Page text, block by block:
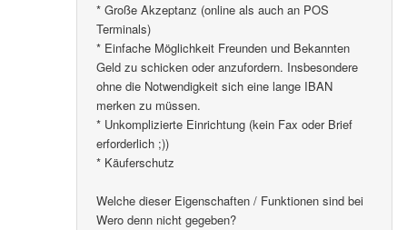
* Große Akzeptanz (online als auch an POS
Terminals)
* Einfache Möglichkeit Freunden und Bekannten
Geld zu schicken oder anzufordern. Insbesondere
ohne die Notwendigkeit sich eine lange IBAN
merken zu müssen.
* Unkomplizierte Einrichtung (kein Fax oder Brief
erforderlich ;))
* Käuferschutz
Welche dieser Eigenschaften / Funktionen sind bei
Wero denn nicht gegeben?